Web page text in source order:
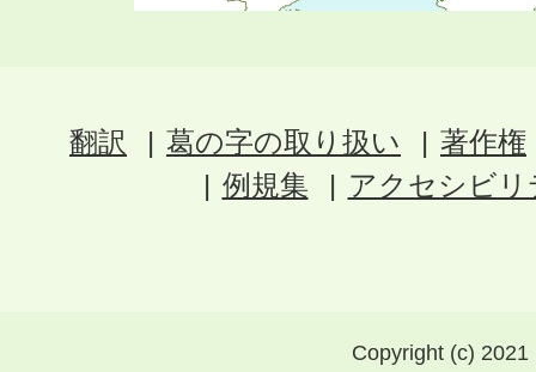
翻訳 葛の字の取り扱い
著作権
例規集
アクセシビ
Copyright (c)